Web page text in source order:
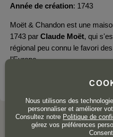
Année de création 1743
Moët & Chandon est une
1743 par Claude Moët, qui
régional peu connu le favori
l'Europe.
Nous utilisons des
personnaliser et améliorer
Consultez notre Politique de
gérez vos préférences